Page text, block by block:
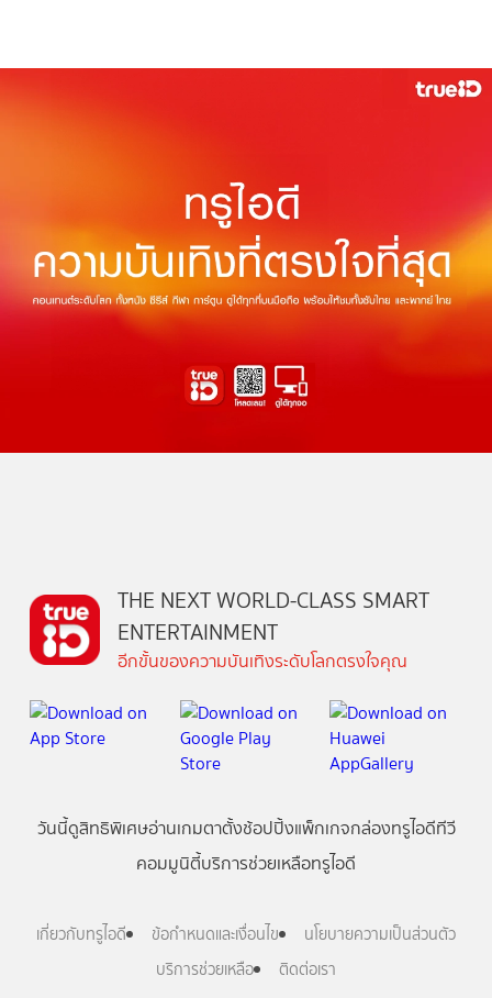
THE NEXT WORLD-CLASS SMART
ENTERTAINMENT
อีกขั้นของความบันเทิงระดับโลกตรงใจคุณ
วันนี้ดูสิทธิพิเศษอ่านเกมตาตั้งช้อปปิ้งแพ็กเกจกล่องทรูไอดีทีวี
คอมมูนิตี้บริการช่วยเหลือทรูไอดี
เกี่ยวกับทรูไอดี ข้อกำหนดและเงื่อนไข
นโยบายความเป็นส่วนตัว
บริการช่วยเหลือ
ติดต่อเรา